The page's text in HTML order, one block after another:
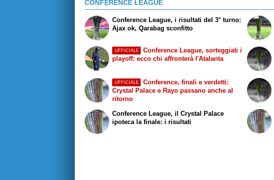
CONFERENCE LEAGUE
Conference League, i risultati del 3° turno:
Ajax ok, Qarabag sconfitto
UFFICIALE
Conference League, sorteggiati i
playoff: ecco chi affronterà l'Atalanta
UFFICIALE
Conference, finali e verdetti:
Crystal Palace e Rayo passano anche al
ritorno
Conference League, il Crystal Palace
ipoteca la finale: i risultati